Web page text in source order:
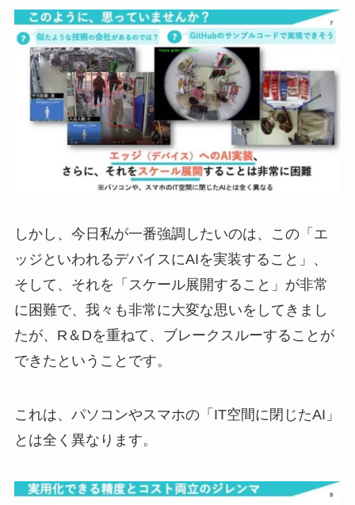
しかし、今日私が一番強調したいのは、この「エ
ッジといわれるデバイスにAIを実装すること」、
そして、それを「スケール展開すること」が非常
に困難で、我々も非常に大変な思いをしてきまし
たが、R＆Dを重ねて、ブレークスルーすることが
できたということです。
これは、パソコンやスマホの「IT空間に閉じたAI」
とは全く異なります。